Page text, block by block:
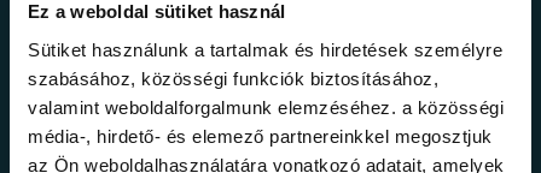
Ez a weboldal sütiket használ
Sütiket használunk a tartalmak és hirdetések személyre
szabásához, közösségi funkciók biztosításához,
valamint weboldalforgalmunk elemzéséhez. a közösségi
média-, hirdető- és elemező partnereinkkel megosztjuk
az Ön weboldalhasználatára vonatkozó adatait, amelyek
Ne maradj le a
legfrissebb
információkról!